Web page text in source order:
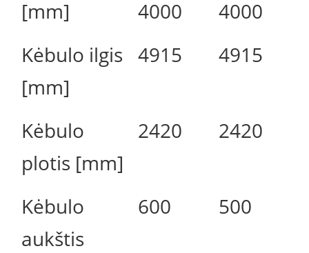
[mm] 4000
4000
Kėbulo ilgis
[mm]
4915 4915
Kėbulo
plotis [mm]
2420 2420
Kėbulo
aukštis
600 500